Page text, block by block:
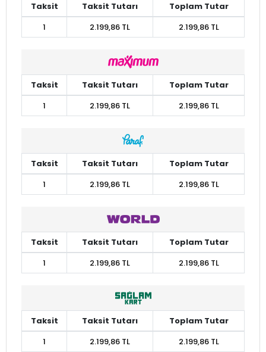
Taksit Taksit Tutarı
Toplam Tutar
1
2.199,86 TL 2.199,86 TL
Taksit Taksit Tutarı
Toplam Tutar
1
2.199,86 TL 2.199,86 TL
Taksit Taksit Tutarı
Toplam Tutar
1
2.199,86 TL 2.199,86 TL
Taksit Taksit Tutarı
Toplam Tutar
1
2.199,86 TL 2.199,86 TL
Taksit Taksit Tutarı
Toplam Tutar
1
2.199,86 TL 2.199,86 TL